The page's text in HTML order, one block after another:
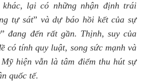
lại có những nhận định trái
tự sát” và dự báo hồi kết của sự
” đang đến rất gần. Thịnh, suy của
có tính quy luật, song sức mạnh và
hiện vẫn là tâm điểm thu hút sự
quốc tế.